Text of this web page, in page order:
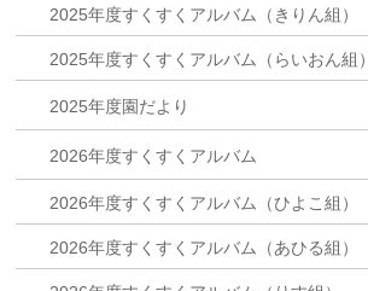
2025年度すくすくアルバム（きりん組）
2025年度すくすくアルバム（らいおん組）
2025年度園だより
2026年度すくすくアルバム
2026年度すくすくアルバム（ひよこ組）
2026年度すくすくアルバム（あひる組）